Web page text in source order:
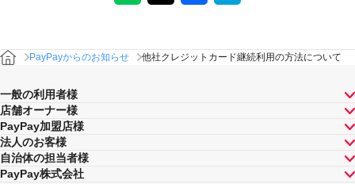
PayPayからのお知らせ 他社クレジットカード継続利用の方法について
一般の利用者様
店舗オーナー様
PayPay加盟店様
法人のお客様
自治体の担当者様
PayPay株式会社